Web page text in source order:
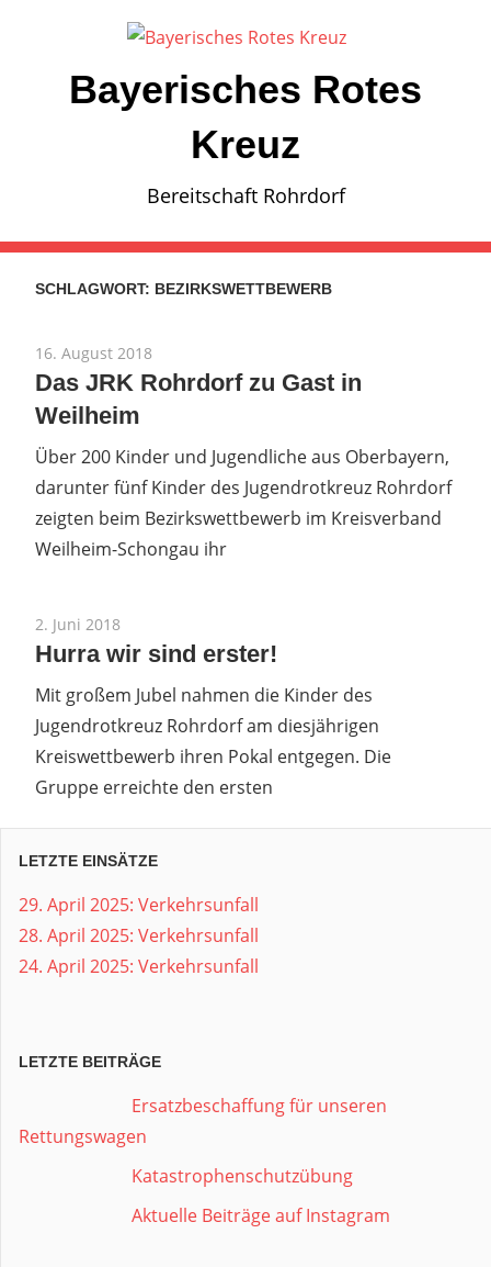
springenBayerisches Rotes
Kreuz
Bereitschaft Rohrdorf
SCHLAGWORT: BEZIRKSWETTBEWERB
16. August 2018
Das JRK Rohrdorf zu Gast in
Weilheim
Über 200 Kinder und Jugendliche aus Oberbayern,
darunter fünf Kinder des Jugendrotkreuz Rohrdorf
zeigten beim Bezirkswettbewerb im Kreisverband
Weilheim-Schongau ihr
2. Juni 2018
Hurra wir sind erster!
Mit großem Jubel nahmen die Kinder des
Jugendrotkreuz Rohrdorf am diesjährigen
Kreiswettbewerb ihren Pokal entgegen. Die
Gruppe erreichte den ersten
LETZTE EINSÄTZE
29. April 2025: Verkehrsunfall
28. April 2025: Verkehrsunfall
24. April 2025: Verkehrsunfall
LETZTE BEITRÄGE
Ersatzbeschaffung für unseren
Rettungswagen
Katastrophenschutzübung
Aktuelle Beiträge auf Instagram